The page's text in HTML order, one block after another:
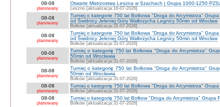
08-08
planowany
Otwarte Mistrzostwa Leszna w Szachach | Grupa 1000-1250
Leszno [aktualizacja:16-07-2026]
08-08
planowany
Turniej o kategorie 750 lat Bolkowa "Droga do Arcymistrza"
od Świdnicy Jeleniej Góry Wałbrzycha Legnicy 50min od Wrocław
Bolków [aktualizacja:31-07-2026]
08-08
planowany
Turniej o kategorie 750 lat Bolkowa "Droga do Arcymistrza"
od Świdnicy Jeleniej Góry Wałbrzycha Legnicy 50min od Wrocław
Bolków [aktualizacja:31-07-2026]
08-08
planowany
Turniej o kategorię 750 lat Bolkowa "Droga do Arcymistrza"
50min od Wrocławia
Bolków [aktualizacja:31-07-2026]
08-08
planowany
Turniej o kategorię 750 lat Bolkowa "Droga do Arcymistrza"
50min od Wrocławia
Bolków [aktualizacja:31-07-2026]
08-08
planowany
Turniej o kategorię 750 lat Bolkowa "Droga do Arcymistrza"
Bolków [aktualizacja:31-07-2026]
08-08
planowany
Turniej o kategorię 750 lat Bolkow "Droga do Arcymistrza" Grupa
Bolków [aktualizacja:31-07-2026]